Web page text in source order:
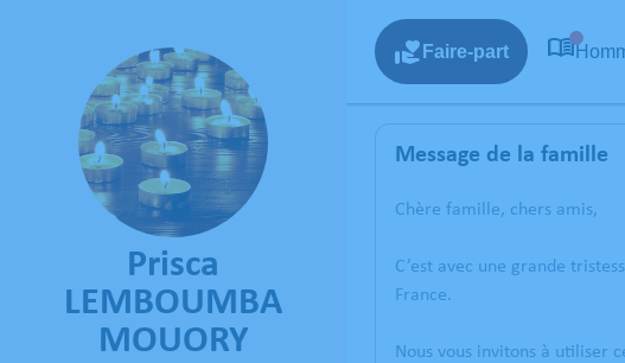
Prisca
LEMBOUMBA
MOUORY
Faire-part
Message de la famille
Chère famille, chers amis,
C’est avec une grande
France.
Nous vous invitons à utiliser